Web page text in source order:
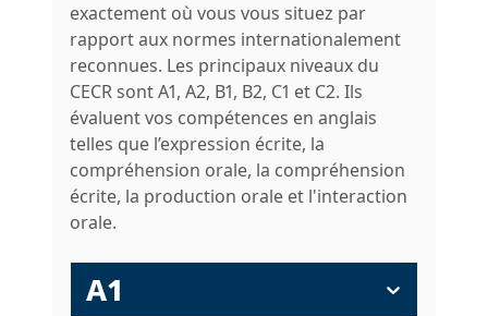
exactement où vous vous situez par
rapport aux normes internationalement
reconnues. Les principaux niveaux du
CECR sont A1, A2, B1, B2, C1 et C2. Ils
évaluent vos compétences en anglais
telles que l’expression écrite, la
compréhension orale, la compréhension
écrite, la production orale et l'interaction
orale.
A1